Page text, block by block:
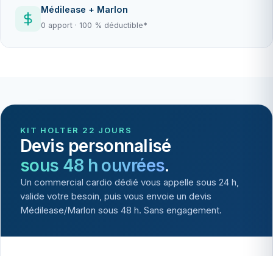
Médilease + Marlon
0 apport · 100 % déductible*
KIT HOLTER 22 JOURS
Devis personnalisé
sous 48 h ouvrées.
Un commercial cardio dédié vous appelle sous 24 h,
valide votre besoin, puis vous envoie un devis
Médilease/Marlon sous 48 h. Sans engagement.